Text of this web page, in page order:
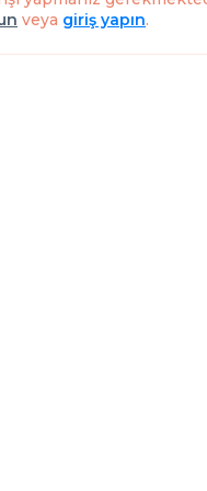
veya giriş yapın.